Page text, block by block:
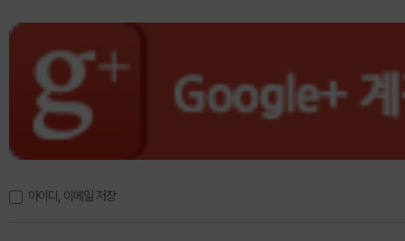
아이디, 이메일 저장